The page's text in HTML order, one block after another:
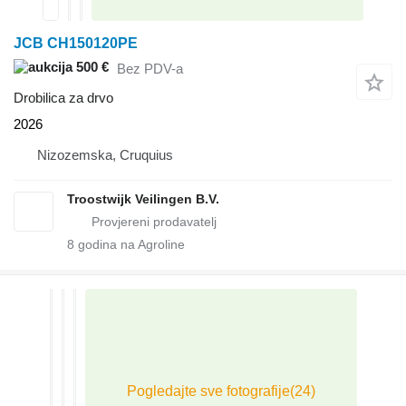
JCB CH150120PE
500 € Bez PDV-a
Drobilica za drvo
2026
Nizozemska, Cruquius
Troostwijk Veilingen B.V.
8 godina na Agroline